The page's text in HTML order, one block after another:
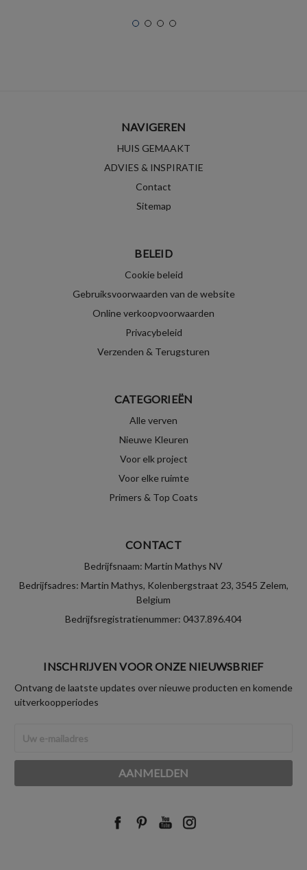
NAVIGEREN
HUIS GEMAAKT
ADVIES & INSPIRATIE
Contact
Sitemap
BELEID
Cookie beleid
Gebruiksvoorwaarden van de website
Online verkoopvoorwaarden
Privacybeleid
Verzenden & Terugsturen
CATEGORIEËN
Alle verven
Nieuwe Kleuren
Voor elk project
Voor elke ruimte
Primers & Top Coats
CONTACT
Bedrijfsnaam: Martin Mathys NV
Bedrijfsadres: Martin Mathys, Kolenbergstraat 23, 3545 Zelem,
Belgium
Bedrijfsregistratienummer: 0437.896.404
INSCHRIJVEN VOOR ONZE NIEUWSBRIEF
Ontvang de laatste updates over nieuwe producten en komende
uitverkoopperiodes
mailadres